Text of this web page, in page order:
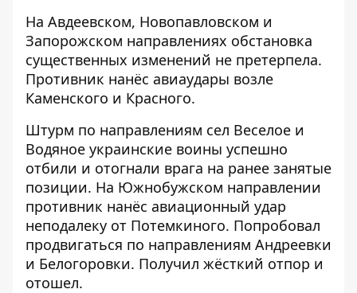
На Авдеевском, Новопавловском и
Запорожском направлениях обстановка
существенных изменений не претерпела.
Противник нанёс авиаудары возле
Каменского и Красного.
Штурм по направлениям сел Веселое и
Водяное украинские воины успешно
отбили и отогнали врага на ранее занятые
позиции. На Южнобужском направлении
противник нанёс авиационный удар
неподалеку от Потемкиного. Попробовал
продвигаться по направлениям Андреевки
и Белогоровки. Получил жёсткий отпор и
отошел.